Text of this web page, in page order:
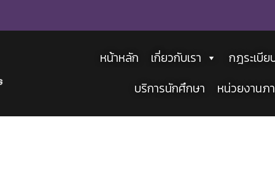
หน้าหลัก เกี่ยวกับเรา
กฎระเบีย
บริการนักศึกษา
หน่วยงานภ